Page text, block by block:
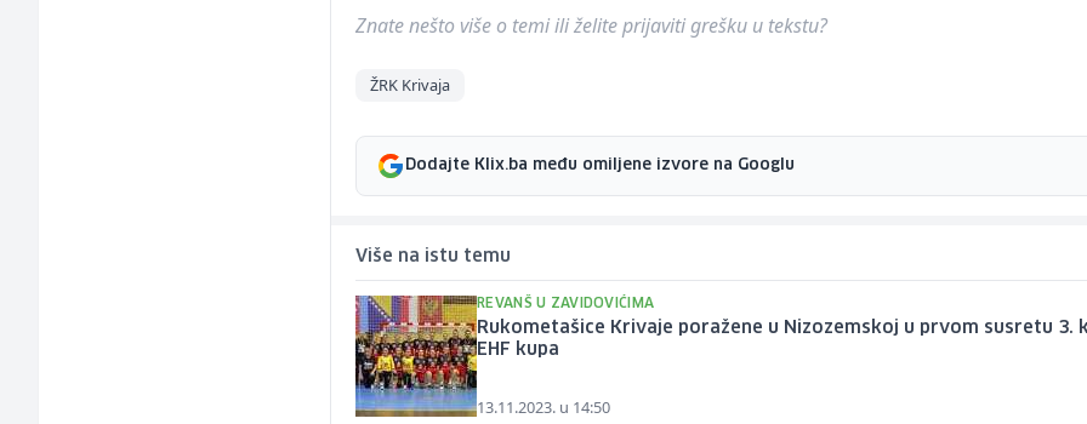
Znate nešto više o temi ili želite prijaviti grešku u tekstu?
ŽRK Krivaja
Dodajte Klix.ba među omiljene izvore na Googlu
Više na istu temu
REVANŠ U ZAVIDOVIĆIMA
Rukometašice Krivaje poražene u Nizozemskoj u prvom susretu 3.
EHF kupa
13.11.2023. u 14:50